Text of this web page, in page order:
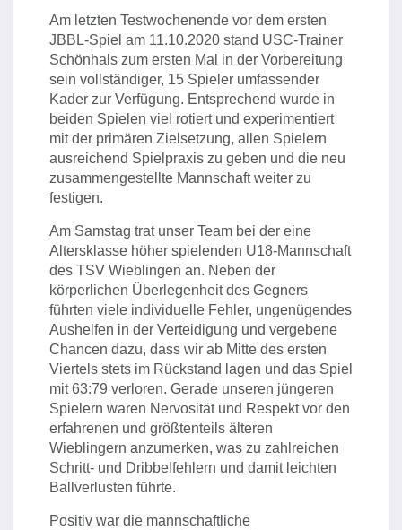
Am letzten Testwochenende vor dem ersten
JBBL-Spiel am 11.10.2020 stand USC-Trainer
Schönhals zum ersten Mal in der Vorbereitung
sein vollständiger, 15 Spieler umfassender
Kader zur Verfügung. Entsprechend wurde in
beiden Spielen viel rotiert und experimentiert
mit der primären Zielsetzung, allen Spielern
ausreichend Spielpraxis zu geben und die neu
zusammengestellte Mannschaft weiter zu
festigen.
Am Samstag trat unser Team bei der eine
Altersklasse höher spielenden U18-Mannschaft
des TSV Wieblingen an. Neben der
körperlichen Überlegenheit des Gegners
führten viele individuelle Fehler, ungenügendes
Aushelfen in der Verteidigung und vergebene
Chancen dazu, dass wir ab Mitte des ersten
Viertels stets im Rückstand lagen und das Spiel
mit 63:79 verloren. Gerade unseren jüngeren
Spielern waren Nervosität und Respekt vor den
erfahrenen und größtenteils älteren
Wieblingern anzumerken, was zu zahlreichen
Schritt- und Dribbelfehlern und damit leichten
Ballverlusten führte.
Positiv war die mannschaftliche